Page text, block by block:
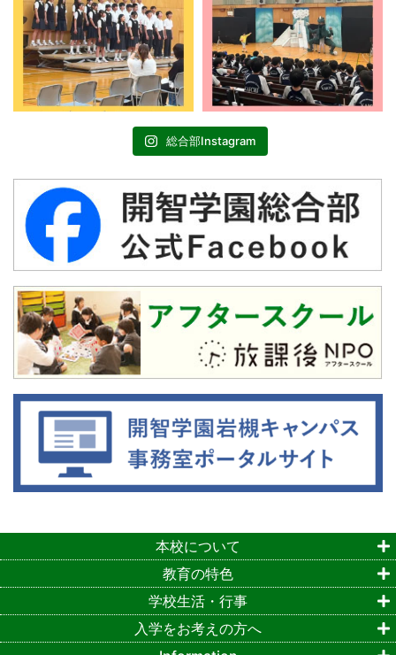
総合部Instagram
本校について
教育の特色
学校生活・行事
入学をお考えの方へ